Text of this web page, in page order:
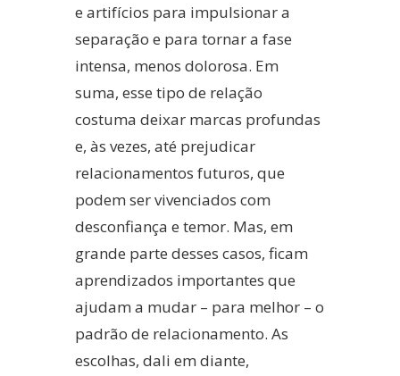
e artifícios para impulsionar a
separação e para tornar a fase
intensa, menos dolorosa. Em
suma, esse tipo de relação
costuma deixar marcas profundas
e, às vezes, até prejudicar
relacionamentos futuros, que
podem ser vivenciados com
desconfiança e temor. Mas, em
grande parte desses casos, ficam
aprendizados importantes que
ajudam a mudar – para melhor – o
padrão de relacionamento. As
escolhas, dali em diante,